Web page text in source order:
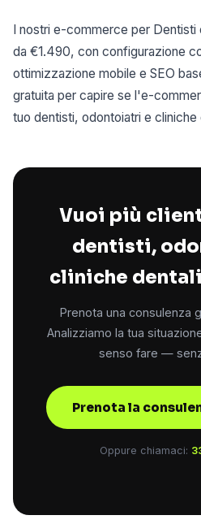
I nostri e-commerce per Dentisti
da €1.490, con configurazione
ottimizzazione mobile e SEO
gratuita per capire se l'e-
tuo dentisti, odontoiatri e cliniche
Vuoi più
dentisti,
cliniche
Prenota una consulenza
Analizziamo la tua
senso fare —
Prenota la
Oppure chiamaci: